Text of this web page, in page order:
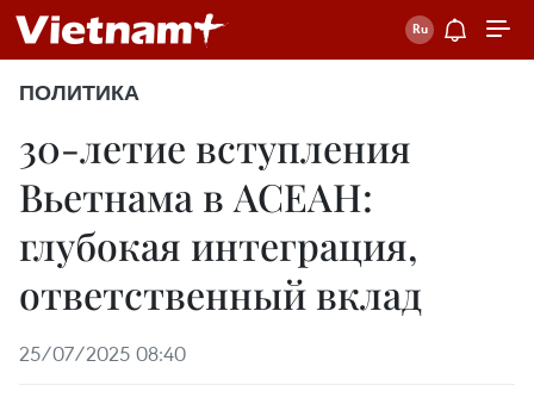
ПОЛИТИКА
30-летие вступления
Вьетнама в АСЕАН:
глубокая интеграция,
ответственный вклад
25/07/2025 08:40